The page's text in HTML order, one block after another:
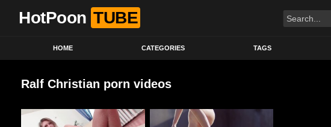
HotPoon TUBE
HOME CATEGORIES TAGS
Ralf Christian porn videos